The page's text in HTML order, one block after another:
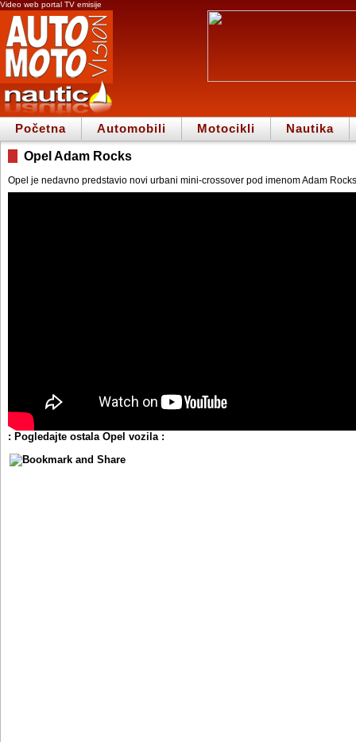
Video web portal TV emisije
Početna Automobili Motocikli Nautika
Opel Adam Rocks
Opel je nedavno predstavio novi urbani mini-crossover pod imenom Adam
: Pogledajte ostala Opel vozila :